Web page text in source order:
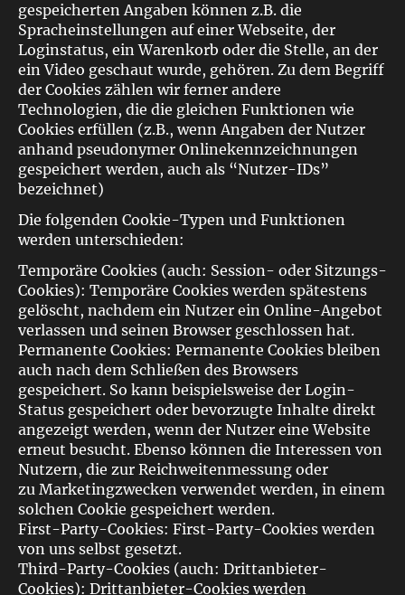
gespeicherten Angaben können z.B. die
Spracheinstellungen auf einer Webseite, der
Loginstatus, ein Warenkorb oder die Stelle, an der
ein Video geschaut wurde, gehören. Zu dem Begriff
der Cookies zählen wir ferner andere
Technologien, die die gleichen Funktionen wie
Cookies erfüllen (z.B., wenn Angaben der Nutzer
anhand pseudonymer Onlinekennzeichnungen
gespeichert werden, auch als “Nutzer-IDs”
bezeichnet)
Die folgenden Cookie-Typen und Funktionen
werden unterschieden:
Temporäre Cookies (auch: Session- oder Sitzungs-
Cookies): Temporäre Cookies werden spätestens
gelöscht, nachdem ein Nutzer ein Online-Angebot
verlassen und seinen Browser geschlossen hat.
Permanente Cookies: Permanente Cookies bleiben
auch nach dem Schließen des Browsers
gespeichert. So kann beispielsweise der Login-
Status gespeichert oder bevorzugte Inhalte direkt
angezeigt werden, wenn der Nutzer eine Website
erneut besucht. Ebenso können die Interessen von
Nutzern, die zur Reichweitenmessung oder
zu Marketingzwecken verwendet werden, in einem
solchen Cookie gespeichert werden.
First-Party-Cookies: First-Party-Cookies werden
von uns selbst gesetzt.
Third-Party-Cookies (auch: Drittanbieter-
Cookies): Drittanbieter-Cookies werden